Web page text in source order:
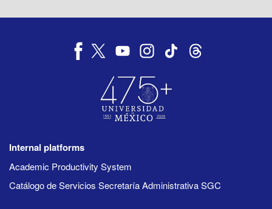
Internal platforms
Academic Productivity System
Catálogo de Servicios Secretaría Administrativa SGC